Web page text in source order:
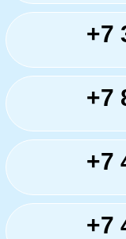
+7
+7
+7
+7